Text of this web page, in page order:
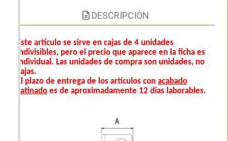
DESCRIPCIÓN
Este artículo se sirve en cajas de 4 unidades
indivisibles, pero el precio que aparece en la ficha es
individual. Las unidades de compra son unidades, no
cajas.
El plazo de entrega de los artículos con acabado
satinado es de aproximadamente 12 días laborables.